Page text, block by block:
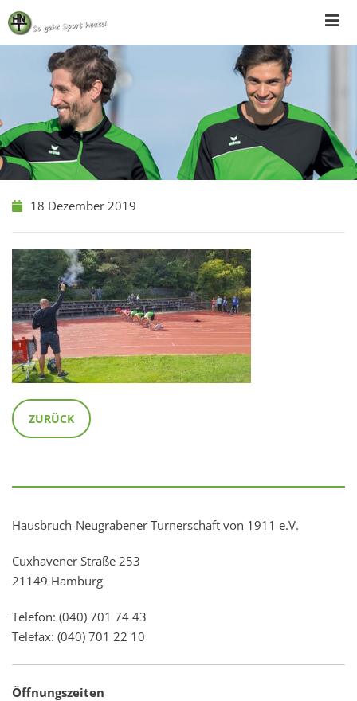
Skip
to
content
18 Dezember 2019
ZURÜCK
Hausbruch-Neugrabener Turnerschaft von 1911 e.V.
Cuxhavener Straße 253
21149 Hamburg
Telefon: (040) 701 74 43
Telefax: (040) 701 22 10
Öffnungszeiten